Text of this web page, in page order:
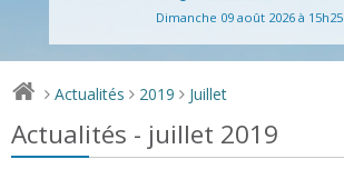
Dimanche 09 août 2026 à 15h25
> Actualités > 2019 > Juillet
Actualités - juillet 2019